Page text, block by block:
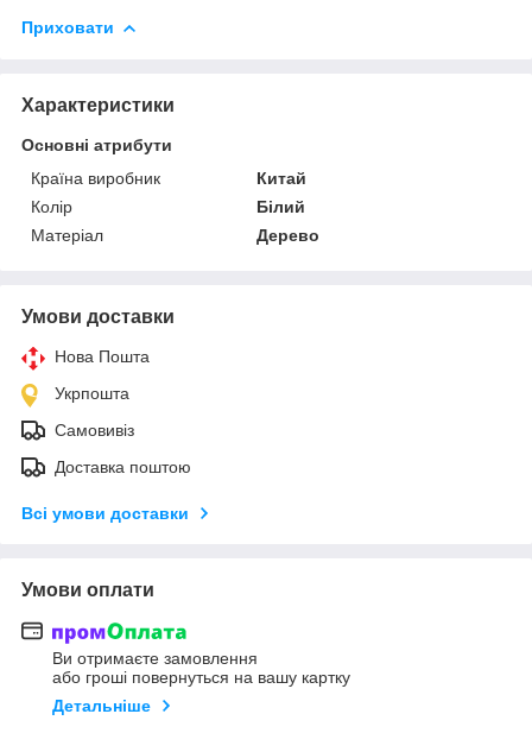
Приховати
Характеристики
Основні атрибути
Країна виробник
Китай
Колір
Білий
Матеріал
Дерево
Умови доставки
Нова Пошта
Укрпошта
Самовивіз
Доставка поштою
Всі умови доставки
Умови оплати
Ви отримаєте замовлення
або гроші повернуться на вашу картку
Детальніше